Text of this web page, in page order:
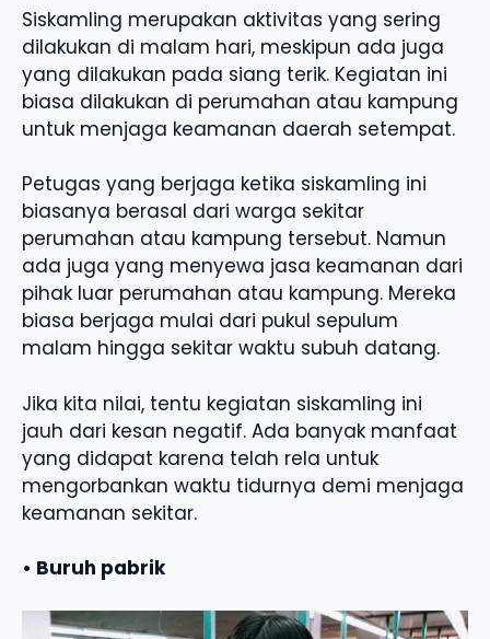
Siskamling merupakan aktivitas yang sering
dilakukan di malam hari, meskipun ada juga
yang dilakukan pada siang terik. Kegiatan ini
biasa dilakukan di perumahan atau kampung
untuk menjaga keamanan daerah setempat.
Petugas yang berjaga ketika siskamling ini
biasanya berasal dari warga sekitar
perumahan atau kampung tersebut. Namun
ada juga yang menyewa jasa keamanan dari
pihak luar perumahan atau kampung. Mereka
biasa berjaga mulai dari pukul sepulum
malam hingga sekitar waktu subuh datang.
Jika kita nilai, tentu kegiatan siskamling ini
jauh dari kesan negatif. Ada banyak manfaat
yang didapat karena telah rela untuk
mengorbankan waktu tidurnya demi menjaga
keamanan sekitar.
• Buruh pabrik